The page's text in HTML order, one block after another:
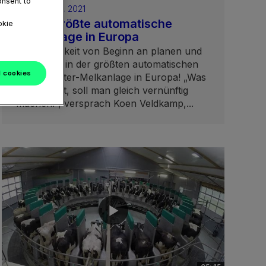
February 05, 2021
GEA's größte automatische
Melkanlage in Europa
Nachhaltigkeit von Beginn an planen und
realisieren in der größten automatischen
GEA Roboter-Melkanlage in Europa! „Was
man macht, soll man gleich vernünftig
machen!“, versprach Koen Veldkamp,...
cookies